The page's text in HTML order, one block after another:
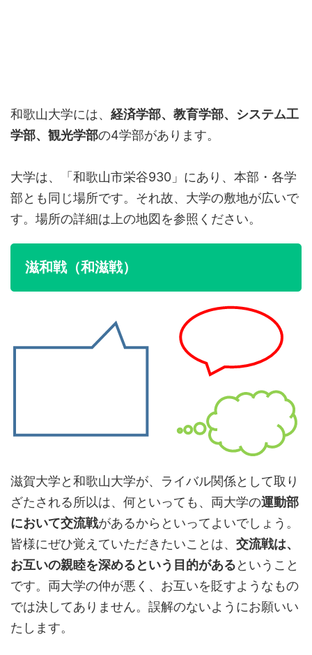
和歌山大学には、 経済学部、教育学部、システム工
学部、観光学部の4学部があります。
大学は、「和歌山市栄谷930」にあり、本部・各学
部とも同じ場所です。それ故、大学の敷地が広いで
す。場所の詳細は上の地図を参照ください。
滋和戦（和滋戦）
滋賀大学と和歌山大学が、ライバル関係として取り
ざたされる所以は、何といっても、両大学の運動部
において交流戦があるからといってよいでしょう。
皆様にぜひ覚えていただきたいことは、 交流戦は、
お互いの親睦を深めるという目的があるということ
です。両大学の仲が悪く、お互いを貶すようなもの
では決してありません。誤解のないようにお願いい
たします。